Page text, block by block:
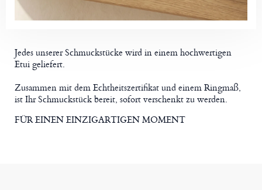
Jedes unserer Schmuckstücke wird in einem hochwertigen
Etui geliefert.
Zusammen mit dem Echtheitszertifikat und einem Ringmaß,
ist Ihr Schmuckstück bereit, sofort verschenkt zu werden.
FÜR EINEN EINZIGARTIGEN MOMENT